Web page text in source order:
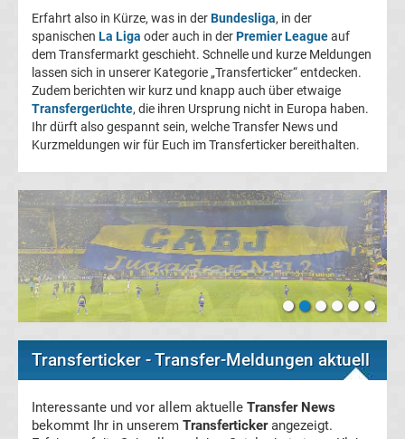
Champions
League
Europa
Europa
Conference
League
Premier
League
La
Erfahrt also in Kürze, was in derBundesliga, in der
spanischen La Liga oder auch in derPremier Leagueauf
dem Transfermarkt geschieht. Schnelle und kurze Meldungen
lassen sich in unserer Kategorie „Transferticker“ entdecken.
Zudem berichten wir kurz und knapp auch über etwaige
Transfergerüchte, die ihren Ursprung nicht in Europa haben.
Ihr dürft also gespannt sein, welche Transfer News und
Kurzmeldungen wir für Euch im Transferticker bereithalten.
Transferticker - Transfer-Meldungen aktuell
Interessante und vor allem aktuelle Transfer News
bekommt Ihr in unserem Transfertickerangezeigt.